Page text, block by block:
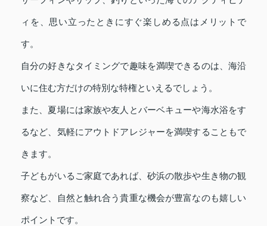
ィを、思い立ったときにすぐ楽しめる点はメリットで
す。
自分の好きなタイミングで趣味を満喫できるのは、海沿
いに住む方だけの特別な特権といえるでしょう。
また、夏場には家族や友人とバーベキューや海水浴をす
るなど、気軽にアウトドアレジャーを満喫することもで
きます。
子どもがいるご家庭であれば、砂浜の散歩や生き物の観
察など、自然と触れ合う貴重な機会が豊富なのも嬉しい
ポイントです。